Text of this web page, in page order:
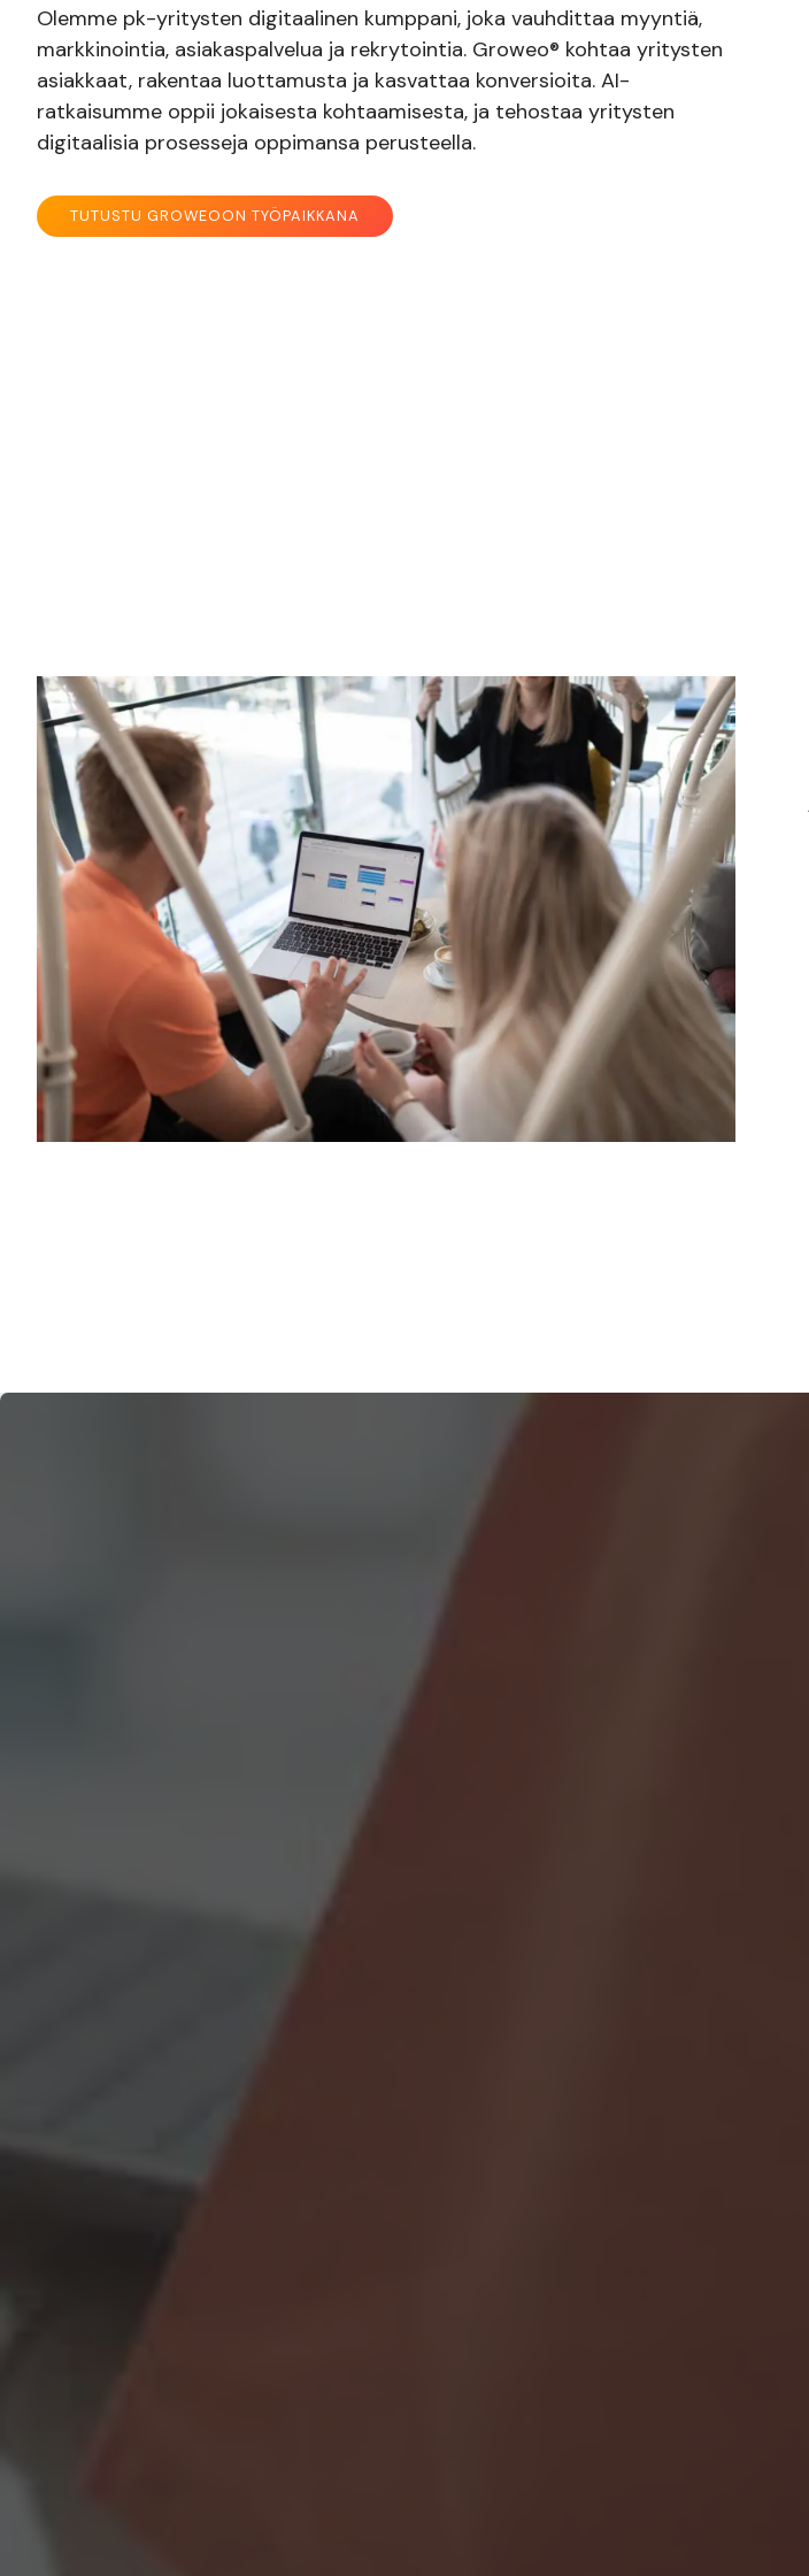
Olemme pk-yritysten digitaalinen kumppani, joka vauhdittaa myyntiä,
markkinointia, asiakaspalvelua ja rekrytointia. Groweo® kohtaa yritysten
asiakkaat, rakentaa luottamusta ja kasvattaa konversioita. AI-
ratkaisumme oppii jokaisesta kohtaamisesta, ja tehostaa yritysten
digitaalisia prosesseja oppimansa perusteella.
TUTUSTU GROWEOON TYÖPAIKKANA